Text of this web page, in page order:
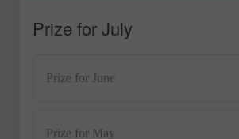
Prize for July
Prize for June
Prize for May